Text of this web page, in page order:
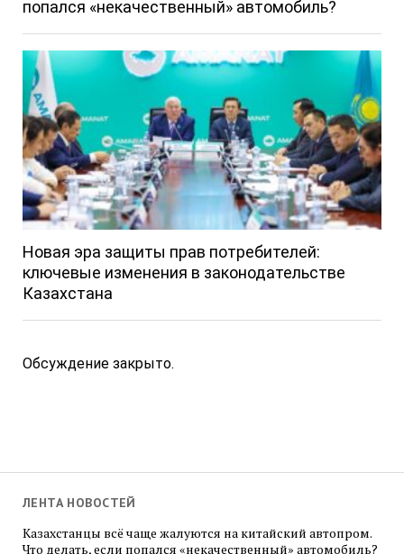
попался «некачественный» автомобиль?
Новая эра защиты прав потребителей:
ключевые изменения в законодательстве
Казахстана
Обсуждение закрыто.
ЛЕНТА НОВОСТЕЙ
Казахстанцы всё чаще жалуются на китайский автопром.
Что делать, если попался «некачественный» автомобиль?